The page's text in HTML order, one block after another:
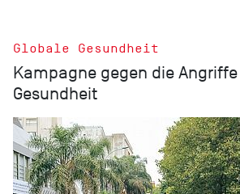
Globale Gesundheit
Kampagne gegen die
Gesundheit